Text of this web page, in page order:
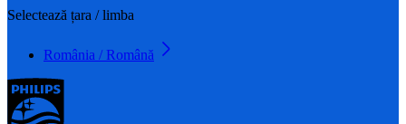
Selectează țara / limba
România / Română